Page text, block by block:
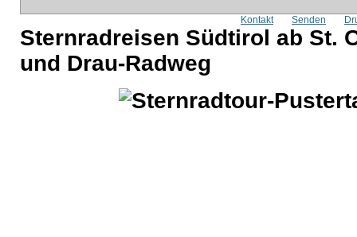
Kontakt Senden
Sternradreisen Südtirol ab St.
und Drau-Radweg